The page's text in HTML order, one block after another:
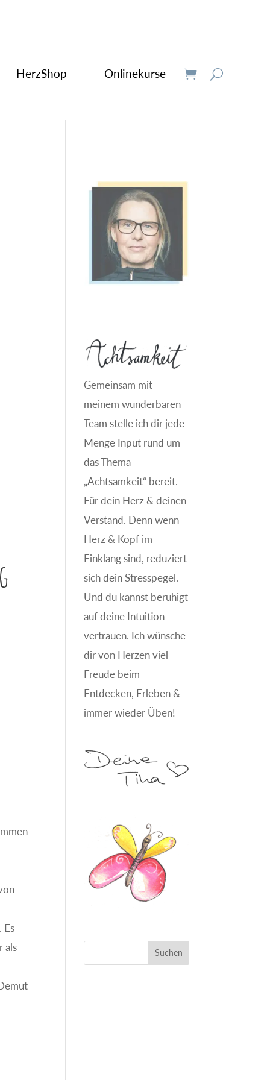
HerzShop Onlinekurse
Es
als
Gemeinsam mit
meinem wunderbaren
Team stelle ich dir jede
Menge Input rund um
das Thema
„Achtsamkeit“ bereit.
Für dein Herz & deinen
Verstand. Denn wenn
Herz & Kopf im
Einklang sind, reduziert
sich dein Stresspegel.
Und du kannst beruhigt
auf deine Intuition
vertrauen. Ich wünsche
dir von Herzen viel
Freude beim
Entdecken, Erleben &
immer wieder Üben!